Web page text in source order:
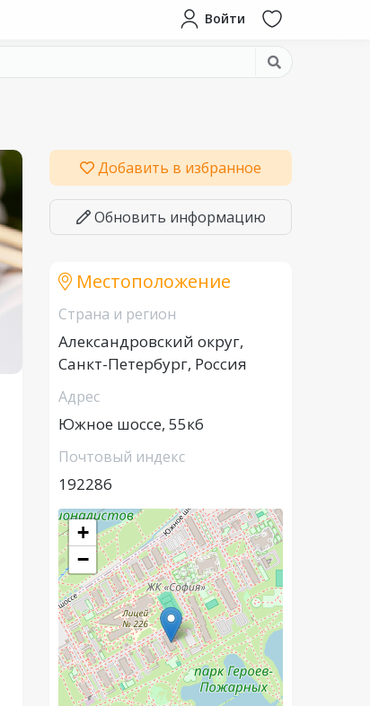
Войти
Добавить в избранное
Обновить информацию
Местоположение
Страна и регион
Александровский округ,
Санкт-Петербург, Россия
Адрес
Южное шоссе, 55к6
Почтовый индекс
192286
+
−